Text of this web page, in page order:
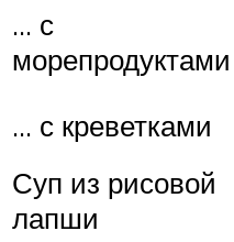
… с
морепродуктами
… с креветками
Суп из рисовой
лапши